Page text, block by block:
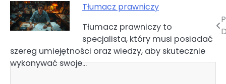
Tłumacz prawniczy
Tłumacz prawniczy to
specjalista, który musi posiadać
szereg umiejętności oraz wiedzy, aby skutecznie
wykonywać swoje…
Nawigacja